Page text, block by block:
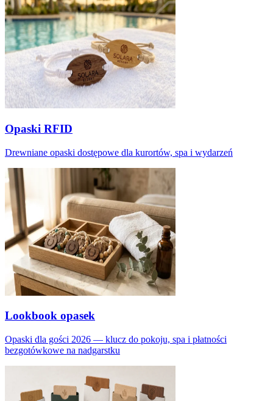
Opaski RFID
Drewniane opaski dostępowe dla kurortów, spa i wydarzeń
Lookbook opasek
Opaski dla gości 2026 — klucz do pokoju, spa i płatności
bezgotówkowe na nadgarstku